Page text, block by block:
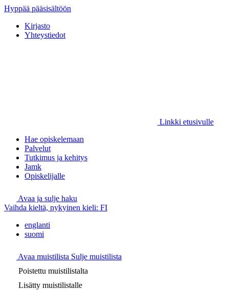
Hyppää pääsisältöön
Kirjasto
Yhteystiedot
Linkki etusivulle
Hae opiskelemaan
Palvelut
Tutkimus ja kehitys
Jamk
Opiskelijalle
Avaa ja sulje haku
Vaihda kieltä, nykyinen kieli: FI
englanti
suomi
Avaa muistilista Sulje muistilista
Poistettu muistilistalta
Lisätty muistilistalle